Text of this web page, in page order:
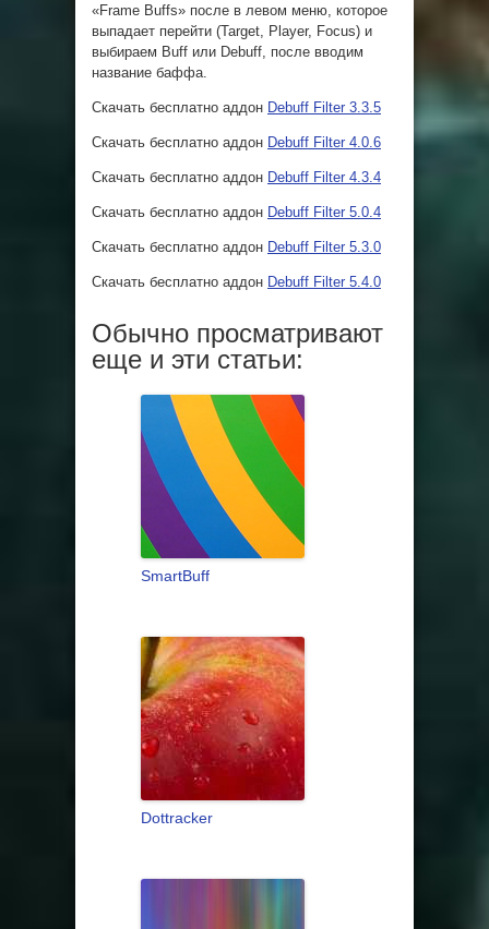
«Frame Buffs» после в левом меню, которое
выпадает перейти (Target, Player, Focus) и
выбираем Buff или Debuff, после вводим
название баффа.
Скачать бесплатно аддон Debuff Filter 3.3.5
Скачать бесплатно аддон Debuff Filter 4.0.6
Скачать бесплатно аддон Debuff Filter 4.3.4
Скачать бесплатно аддон Debuff Filter 5.0.4
Скачать бесплатно аддон Debuff Filter 5.3.0
Скачать бесплатно аддон Debuff Filter 5.4.0
Обычно просматривают
еще и эти статьи:
SmartBuff
Dottracker